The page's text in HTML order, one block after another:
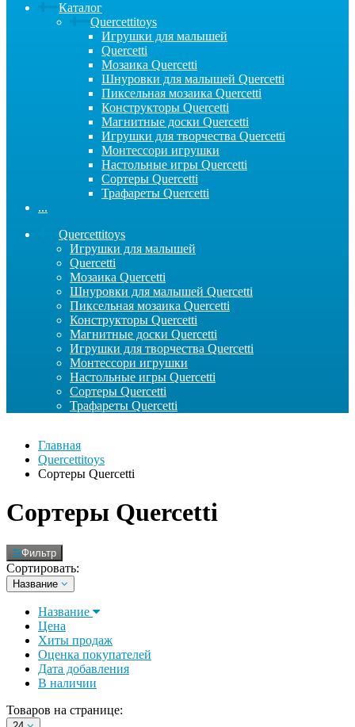
Каталог
Quercettitoys
Игрушки для малышей
Quercetti
Мозаика Quercetti
Шнуровки для малышей Quercetti
Пиксельная мозаика Quercetti
Конструкторы Quercetti
Магнитные доски Quercetti
Игрушки для творчества Quercetti
Монтессори игрушки
Настольные игры Quercetti
Сортеры Quercetti
Трафареты Quercetti
...
Quercettitoys
Игрушки для малышей
Quercetti
Мозаика Quercetti
Шнуровки для малышей Quercetti
Пиксельная мозаика Quercetti
Конструкторы Quercetti
Магнитные доски Quercetti
Игрушки для творчества Quercetti
Монтессори игрушки
Настольные игры Quercetti
Сортеры Quercetti
Трафареты Quercetti
Главная
Quercettitoys
Сортеры Quercetti
Сортеры Quercetti
Фильтр
Сортировать:
Название
Название
Цена
Хиты продаж
Оценка покупателей
Дата добавления
В наличии
Товаров на странице: